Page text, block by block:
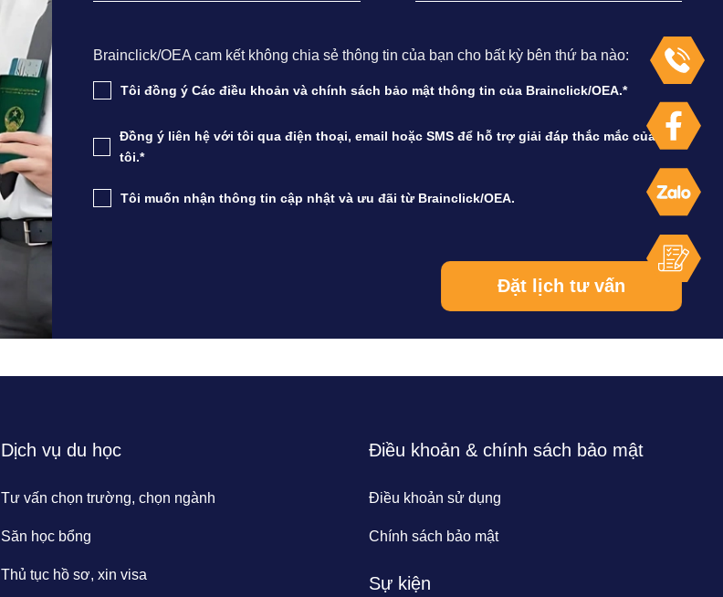
Brainclick/OEA cam kết không chia sẻ thông tin của bạn cho bất kỳ bên thứ ba nào:
Tôi đồng ý Các điều khoản và chính sách bảo mật thông tin của Brainclick/OEA.*
Đồng ý liên hệ với tôi qua điện thoại, email hoặc SMS để hỗ trợ giải đáp thắc mắc của
tôi.*
Tôi muốn nhận thông tin cập nhật và ưu đãi từ Brainclick/OEA.
Dịch vụ du học
Tư vấn chọn trường, chọn ngành
Săn học bổng
Thủ tục hồ sơ, xin visa
Điều khoản & chính sách bảo mật
Điều khoản sử dụng
Chính sách bảo mật
Sự kiện